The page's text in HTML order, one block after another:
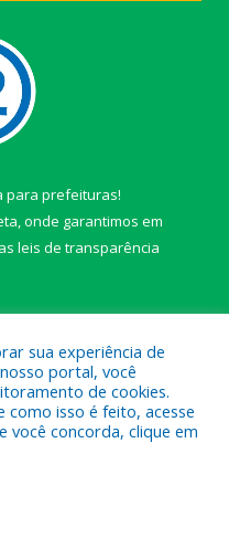
para prefeituras!
onde garantimos em
leis de transparência
de Paragominas.
sua experiência de
portal, você
de cookies.
como isso é feito, acesse
você concorda, clique em